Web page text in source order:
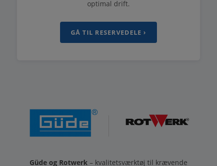
optimal drift.
GÅ TIL RESERVEDELE ›
Güde og Rotwerk – kvalitetsværktøj til krævende